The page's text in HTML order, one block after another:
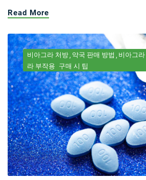
Read More
비아그라 처방 약국 판매 방법 비아그라
라 부작용 구매 시 팁